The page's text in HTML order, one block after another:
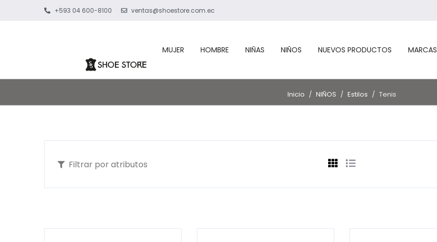
+593 04 600-8100 ventas@shoestore.com.ec
MUJER HOMBRE NIÑAS NIÑOS NUEVOS PRODUCTOS MARCAS
Inicio / NIÑOS / Estilos / Tenis
Filtrar por atributos